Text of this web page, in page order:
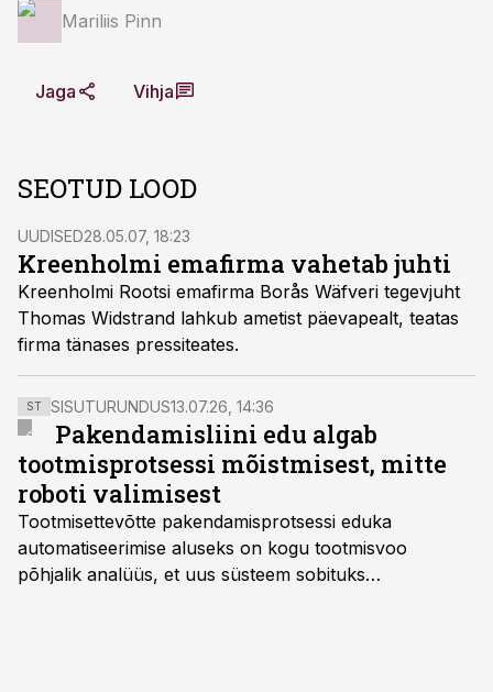
Mariliis Pinn
Jaga Vihja
SEOTUD LOOD
UUDISED28.05.07, 18:23
Kreenholmi emafirma vahetab juhti
Kreenholmi Rootsi emafirma Borås Wäfveri tegevjuht
Thomas Widstrand lahkub ametist päevapealt, teatas
firma tänases pressiteates.
ST SISUTURUNDUS13.07.26, 14:36
Pakendamisliini edu algab
tootmisprotsessi mõistmisest, mitte
roboti valimisest
Tootmisettevõtte pakendamisprotsessi eduka
automatiseerimise aluseks on kogu tootmisvoo
põhjalik analüüs, et uus süsteem sobituks